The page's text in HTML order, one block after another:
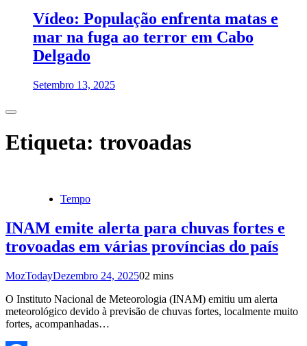
Vídeo: População enfrenta matas e
mar na fuga ao terror em Cabo
Delgado
Setembro 13, 2025
Etiqueta: trovoadas
Tempo
INAM emite alerta para chuvas fortes e
trovoadas em várias províncias do país
MozTodayDezembro 24, 202502 mins
O Instituto Nacional de Meteorologia (INAM) emitiu um alerta
meteorológico devido à previsão de chuvas fortes, localmente muito
fortes, acompanhadas…